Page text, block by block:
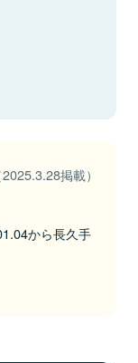
2025.3.28掲載）
から長久手